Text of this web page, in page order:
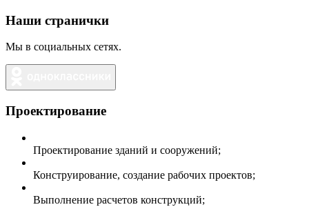
Наши странички
Мы в социальных сетях.
Проектирование
Проектирование зданий и сооружений;
Конструирование, создание рабочих проектов;
Выполнение расчетов конструкций;